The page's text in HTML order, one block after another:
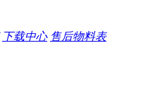
下载中心 售后物料表